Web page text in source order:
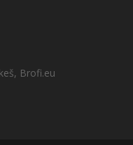
Brofi.eu